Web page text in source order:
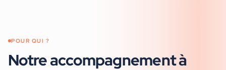
POUR QUI ?
Notre accompagnement à